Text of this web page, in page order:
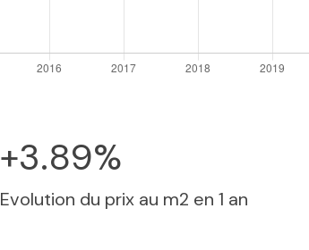
+3.89%
Evolution du prix au m2 en 1 an